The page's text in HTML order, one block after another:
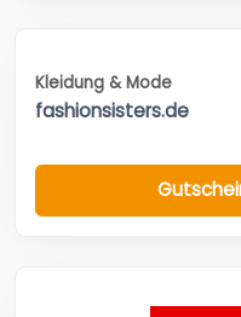
Kleidung & Mode
fashionsisters.de